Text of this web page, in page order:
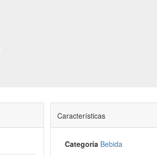
Características
Categoría Bebida